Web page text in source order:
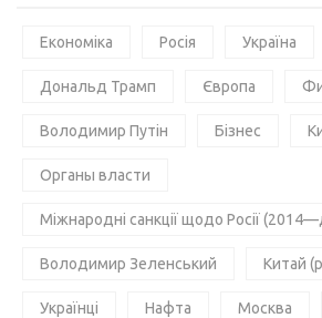
Економіка Росія Україна
Дональд Трамп Європа
Володимир Путін Бізнес
Органы власти
Міжнародні санкції щодо Росії
Володимир Зеленський Китай
Українці Нафта Москва